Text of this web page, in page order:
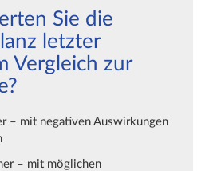
Sie die
letzter
Vergleich zur
– mit negativen Auswirkungen
– mit möglichen